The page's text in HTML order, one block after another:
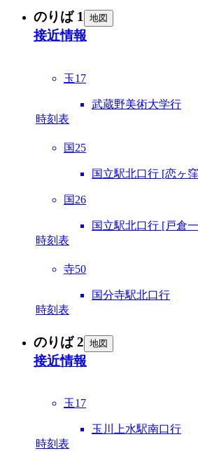
のりば 1 地図
接近情報
玉17
武蔵野美術大学行
時刻表
国25
国立駅北口行 [恋ヶ
国26
国立駅北口行 [戸倉
時刻表
寺50
国分寺駅北口行
時刻表
のりば 2 地図
接近情報
玉17
玉川上水駅南口行
時刻表